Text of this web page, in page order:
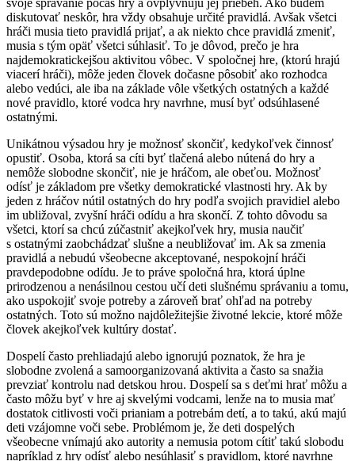
diskutovať neskôr, hra vždy obsahuje určité pravidlá. Avšak všetci
hráči musia tieto pravidlá prijať, a ak niekto chce pravidlá zmeniť,
musia s tým opäť všetci súhlasiť. To je dôvod, prečo je hra
najdemokratickejšou aktivitou vôbec. V spoločnej hre, (ktorú hrajú
viacerí hráči), môže jeden človek dočasne pôsobiť ako rozhodca
alebo vedúci, ale iba na základe vôle všetkých ostatných a každé
nové pravidlo, ktoré vodca hry navrhne, musí byť odsúhlasené
ostatnými.
Unikátnou výsadou hry je možnosť skončiť, kedykoľvek činnosť
opustiť. Osoba, ktorá sa cíti byť tlačená alebo nútená do hry a
nemôže slobodne skončiť, nie je hráčom, ale obeťou. Možnosť
odísť je základom pre všetky demokratické vlastnosti hry. Ak by
jeden z hráčov nútil ostatných do hry podľa svojich pravidiel alebo
im ubližoval, zvyšní hráči odídu a hra skončí. Z tohto dôvodu sa
všetci, ktorí sa chcú zúčastniť akejkoľvek hry, musia naučiť
s ostatnými zaobchádzať slušne a neubližovať im. Ak sa zmenia
pravidlá a nebudú všeobecne akceptované, nespokojní hráči
pravdepodobne odídu. Je to práve spoločná hra, ktorá úplne
prirodzenou a nenásilnou cestou učí deti slušnému správaniu a tomu,
ako uspokojiť svoje potreby a zároveň brať ohľad na potreby
ostatných. Toto sú možno najdôležitejšie životné lekcie, ktoré môže
človek akejkoľvek kultúry dostať.
Dospelí často prehliadajú alebo ignorujú poznatok, že hra je
slobodne zvolená a samoorganizovaná aktivita a často sa snažia
prevziať kontrolu nad detskou hrou. Dospelí sa s deťmi hrať môžu a
často môžu byť v hre aj skvelými vodcami, lenže na to musia mať
dostatok citlivosti voči prianiam a potrebám detí, a to takú, akú majú
deti vzájomne voči sebe. Problémom je, že deti dospelých
všeobecne vnímajú ako autority a nemusia potom cítiť takú slobodu
napríklad z hry odísť alebo nesúhlasiť s pravidlom, ktoré navrhne